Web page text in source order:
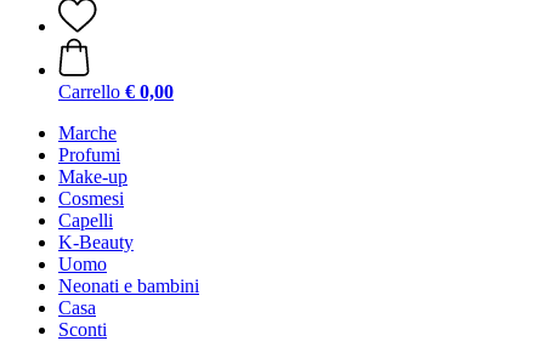
Carrello € 0,00
Marche
Profumi
Make-up
Cosmesi
Capelli
K-Beauty
Uomo
Neonati e bambini
Casa
Sconti